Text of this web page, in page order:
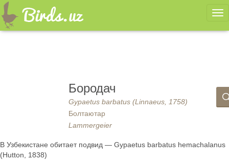
Бородач
Gypaetus barbatus (Linnaeus, 1758)
Болтаютар
Lammergeier
В Узбекистане обитает подвид — Gypaetus barbatus hemachalanus
(Hutton, 1838)